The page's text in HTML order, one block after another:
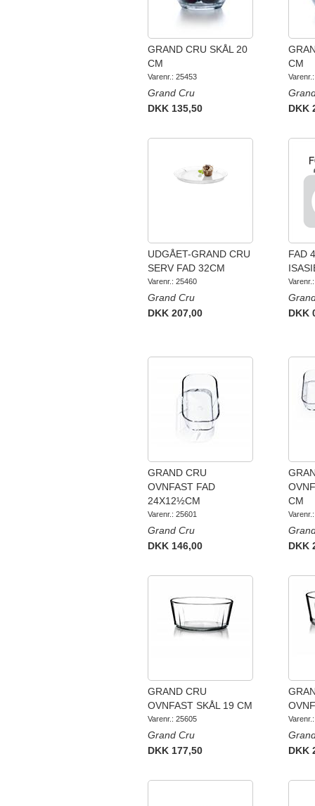
GRAND CRU SKÅL 20
CM
Varenr.: 25453
Grand Cru
DKK 135,50
CM
DKK
UDGÅET-GRAND CRU
SERV FAD 32CM
Varenr.: 25460
Grand Cru
DKK 207,00
FAD
DKK
GRAND CRU
OVNFAST FAD
24X12½CM
Varenr.: 25601
Grand Cru
DKK 146,00
CM
DKK
GRAND CRU
OVNFAST SKÅL 19 CM
Varenr.: 25605
Grand Cru
DKK 177,50
DKK